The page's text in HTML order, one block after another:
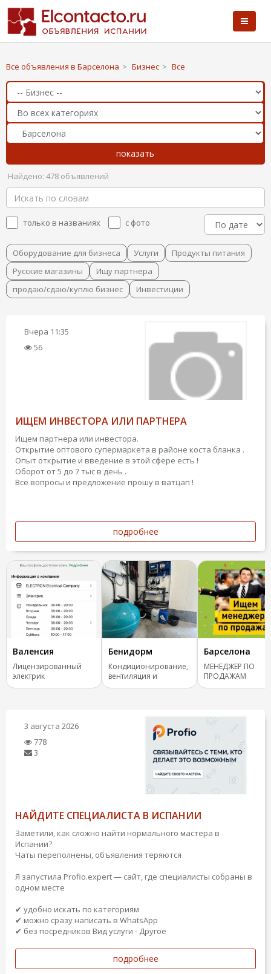
Все объявления в Барселона > Бизнес > Все
Найдено: 478 объявлений
только в названиях с фото
Оборудование для бизнеса Услуги
Продукты питания
Русские магазины
Ищу партнера
продаю/сдаю/куплю бизнес
Инвестиции
Вчера 11:35
56
ИЩЕМ ИНВЕСТОРА ИЛИ ПАРТНЕРА
Ищем партнера или инвестора.
Открытие оптового супермаркета в районе коста бланка .
Опыт открытие и введение в этой сфере есть !
Оборот от 5 до 7 тыс в день .
Все вопросы и предложение прошу в ватцап !
подробнее
Валенсия
Лицензированный
электрик
Бенидорм
Кондиционирование,
вентиляция и
отопление.
Барселона
МЕНЕДЖЕР ПО
ПРОДАЖАМ
(COMERCIAL) ✨
3 августа 2026
778
3
НАЙДИТЕ СПЕЦИАЛИСТА В ИСПАНИИ
Заметили, как сложно найти нормального мастера в
Испании?
Чаты переполнены, объявления теряются
Я запустила Profio.expert — сайт, где специалисты собраны в
одном месте
✔ удобно искать по категориям
✔ можно сразу написать в WhatsApp
✔ без посредников Вид услуги - Другое
подробнее